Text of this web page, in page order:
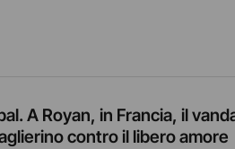
A Royan, in Francia, il
contro il libero amore